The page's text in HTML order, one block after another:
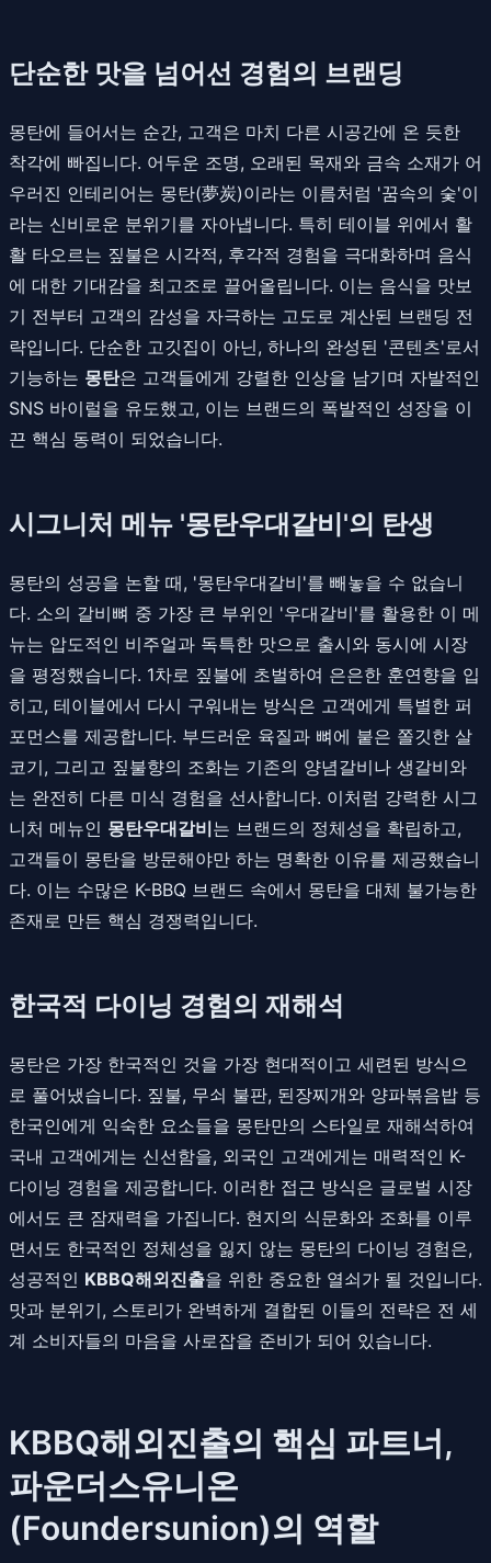
단순한 맛을 넘어선 경험의 브랜딩
몽탄에 들어서는 순간, 고객은 마치 다른 시공간에 온 듯한
착각에 빠집니다. 어두운 조명, 오래된 목재와 금속 소재가 어
우러진 인테리어는 몽탄(夢炭)이라는 이름처럼 '꿈속의 숯'이
라는 신비로운 분위기를 자아냅니다. 특히 테이블 위에서 활
활 타오르는 짚불은 시각적, 후각적 경험을 극대화하며 음식
에 대한 기대감을 최고조로 끌어올립니다. 이는 음식을 맛보
기 전부터 고객의 감성을 자극하는 고도로 계산된 브랜딩 전
략입니다. 단순한 고깃집이 아닌, 하나의 완성된 '콘텐츠'로서
기능하는 몽탄은 고객들에게 강렬한 인상을 남기며 자발적인
SNS 바이럴을 유도했고, 이는 브랜드의 폭발적인 성장을 이
끈 핵심 동력이 되었습니다.
시그니처 메뉴 '몽탄우대갈비'의 탄생
몽탄의 성공을 논할 때, '몽탄우대갈비'를 빼놓을 수 없습니
다. 소의 갈비뼈 중 가장 큰 부위인 '우대갈비'를 활용한 이 메
뉴는 압도적인 비주얼과 독특한 맛으로 출시와 동시에 시장
을 평정했습니다. 1차로 짚불에 초벌하여 은은한 훈연향을 입
히고, 테이블에서 다시 구워내는 방식은 고객에게 특별한 퍼
포먼스를 제공합니다. 부드러운 육질과 뼈에 붙은 쫄깃한 살
코기, 그리고 짚불향의 조화는 기존의 양념갈비나 생갈비와
는 완전히 다른 미식 경험을 선사합니다. 이처럼 강력한 시그
니처 메뉴인 몽탄우대갈비는 브랜드의 정체성을 확립하고,
고객들이 몽탄을 방문해야만 하는 명확한 이유를 제공했습니
다. 이는 수많은 K-BBQ 브랜드 속에서 몽탄을 대체 불가능한
존재로 만든 핵심 경쟁력입니다.
한국적 다이닝 경험의 재해석
몽탄은 가장 한국적인 것을 가장 현대적이고 세련된 방식으
로 풀어냈습니다. 짚불, 무쇠 불판, 된장찌개와 양파볶음밥 등
한국인에게 익숙한 요소들을 몽탄만의 스타일로 재해석하여
국내 고객에게는 신선함을, 외국인 고객에게는 매력적인 K-
다이닝 경험을 제공합니다. 이러한 접근 방식은 글로벌 시장
에서도 큰 잠재력을 가집니다. 현지의 식문화와 조화를 이루
면서도 한국적인 정체성을 잃지 않는 몽탄의 다이닝 경험은,
성공적인 KBBQ해외진출을 위한 중요한 열쇠가 될 것입니다.
맛과 분위기, 스토리가 완벽하게 결합된 이들의 전략은 전 세
계 소비자들의 마음을 사로잡을 준비가 되어 있습니다.
KBBQ해외진출의 핵심 파트너,
파운더스유니온
(Foundersunion)의 역할